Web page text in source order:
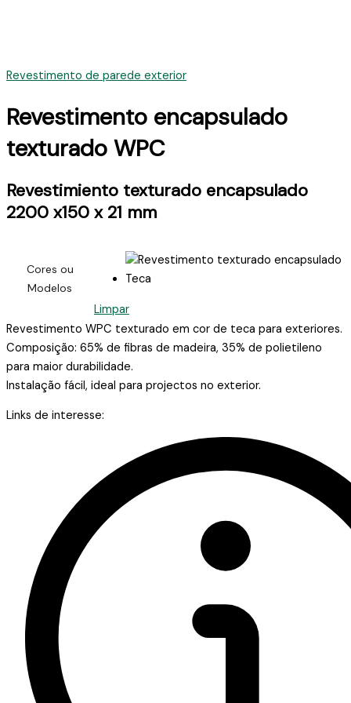
Revestimento de parede exterior
Revestimento encapsulado
texturado WPC
Revestimiento texturado encapsulado
2200 x150 x 21 mm
Cores ou
Modelos
Limpar
Revestimento WPC texturado em cor de teca para exteriores.
Composição: 65% de fibras de madeira, 35% de polietileno
para maior durabilidade.
Instalação fácil, ideal para projectos no exterior.
Links de interesse: